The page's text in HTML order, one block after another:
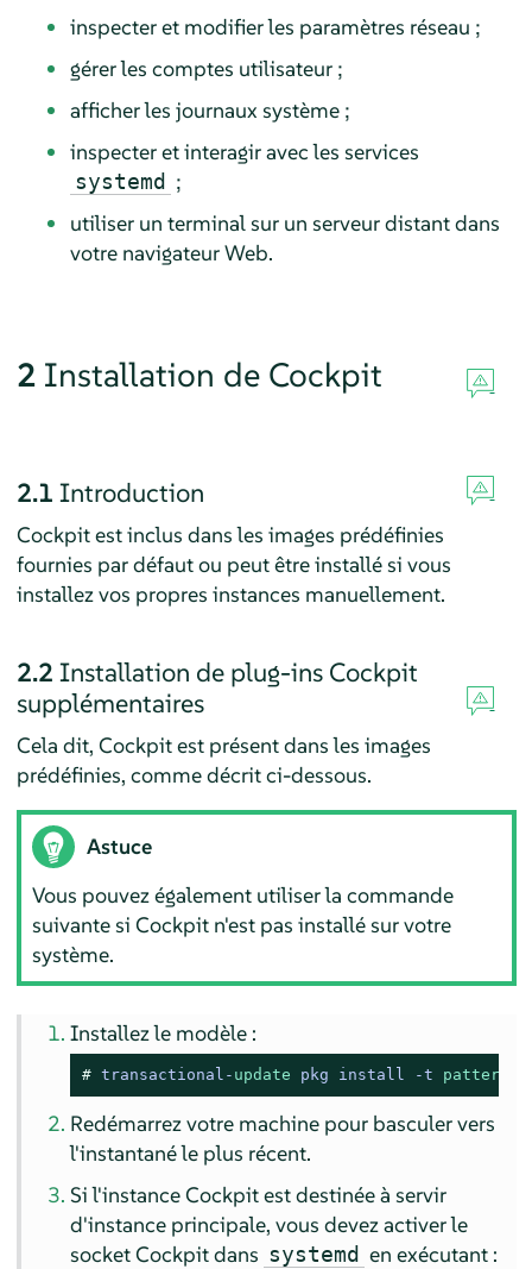
inspecter et modifier les paramètres réseau ;
gérer les comptes utilisateur ;
afficher les journaux système ;
inspecter et interagir avec les services
systemd ;
utiliser un terminal sur un serveur distant dans
votre navigateur Web.
2 Installation de Cockpit
2.1 Introduction
Cockpit est inclus dans les images prédéfinies
fournies par défaut ou peut être installé si vous
installez vos propres instances manuellement.
2.2 Installation de plug-ins Cockpit
supplémentaires
Cela dit, Cockpit est présent dans les images
prédéfinies, comme décrit ci-dessous.
Astuce
Vous pouvez également utiliser la commande
suivante si Cockpit n'est pas installé sur votre
système.
Installez le modèle :
# transactional - update pkg install -t pattern
Redémarrez votre machine pour basculer vers
l'instantané le plus récent.
Si l'instance Cockpit est destinée à servir
d'instance principale, vous devez activer le
socket Cockpit dans systemd en exécutant :